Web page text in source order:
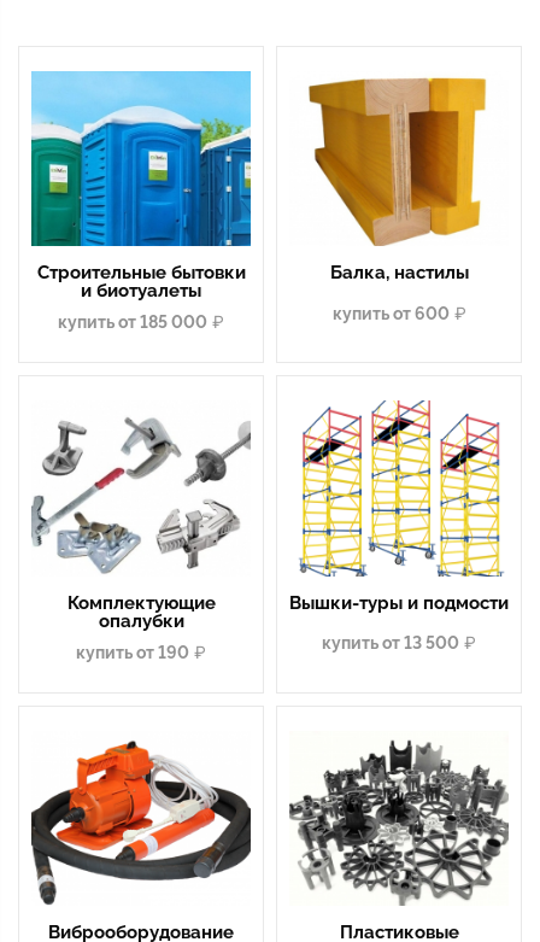
Строительные бытовки
и биотуалеты
купить от 185 000
Балка, настилы
купить от 600
Комплектующие
опалубки
купить от 190
Вышки-туры и подмости
купить от 13 500
Виброоборудование
Пластиковые